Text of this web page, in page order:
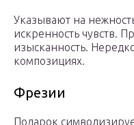
Указывают на
искренность чувств.
изысканность.
композициях.
Фрезии
Подарок